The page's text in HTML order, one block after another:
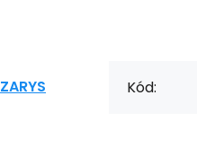
ZARYS Kód: